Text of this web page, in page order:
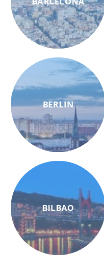
BERLIN
BILBAO